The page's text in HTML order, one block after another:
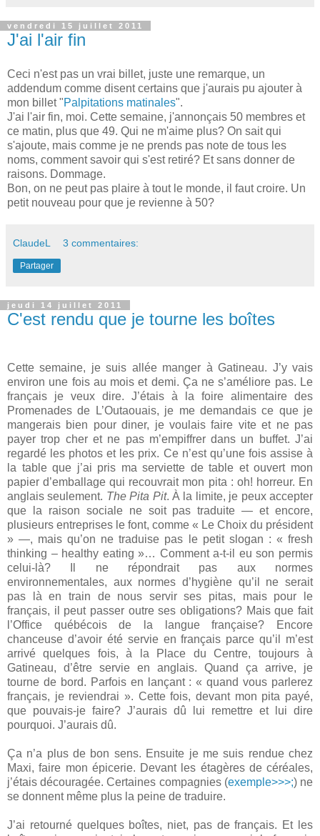
vendredi 15 juillet 2011
J'ai l'air fin
Ceci n'est pas un vrai billet, juste une remarque, un
addendum comme disent certains que j'aurais pu ajouter à
mon billet "Palpitations matinales".
J'ai l'air fin, moi. Cette semaine, j'annonçais 50 membres et
ce matin, plus que 49. Qui ne m'aime plus? On sait qui
s'ajoute, mais comme je ne prends pas note de tous les
noms, comment savoir qui s'est retiré? Et sans donner de
raisons. Dommage.
Bon, on ne peut pas plaire à tout le monde, il faut croire. Un
petit nouveau pour que je revienne à 50?
ClaudeL 3 commentaires:
Partager
jeudi 14 juillet 2011
C'est rendu que je tourne les boîtes
Cette semaine, je suis allée manger à Gatineau. J’y vais
environ une fois au mois et demi. Ça ne s’améliore pas. Le
français je veux dire. J’étais à la foire alimentaire des
Promenades de L’Outaouais, je me demandais ce que je
mangerais bien pour diner, je voulais faire vite et ne pas
payer trop cher et ne pas m’empiffrer dans un buffet. J’ai
regardé les photos et les prix. Ce n’est qu’une fois assise à
la table que j’ai pris ma serviette de table et ouvert mon
papier d’emballage qui recouvrait mon pita : oh! horreur. En
anglais seulement. The Pita Pit. À la limite, je peux accepter
que la raison sociale ne soit pas traduite — et encore,
plusieurs entreprises le font, comme « Le Choix du président
» —, mais qu’on ne traduise pas le petit slogan : « fresh
thinking – healthy eating »… Comment a-t-il eu son permis
celui-là? Il ne répondrait pas aux normes
environnementales, aux normes d’hygiène qu’il ne serait
pas là en train de nous servir ses pitas, mais pour le
français, il peut passer outre ses obligations? Mais que fait
l’Office québécois de la langue française? Encore
chanceuse d’avoir été servie en français parce qu’il m’est
arrivé quelques fois, à la Place du Centre, toujours à
Gatineau, d’être servie en anglais. Quand ça arrive, je
tourne de bord. Parfois en lançant : « quand vous parlerez
français, je reviendrai ». Cette fois, devant mon pita payé,
que pouvais-je faire? J’aurais dû lui remettre et lui dire
pourquoi. J’aurais dû.
Ça n’a plus de bon sens. Ensuite je me suis rendue chez
Maxi, faire mon épicerie. Devant les étagères de céréales,
j’étais découragée. Certaines compagnies (exemple>>>;) ne
se donnent même plus la peine de traduire.
J’ai retourné quelques boîtes, niet, pas de français. Et les